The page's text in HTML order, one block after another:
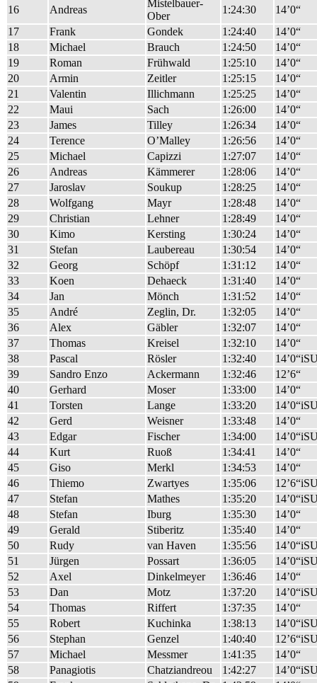
16
Andreas
Mistelbauer-
Ober
1:24:30
14’0“
17
Frank Gondek 1:24:40
14’0“
18
Michael Brauch 1:24:50
14’0“
19
Roman Frühwald 1:25:10
14’0“
20
Armin Zeitler 1:25:15
14’0“
21
Valentin Illichmann 1:25:25
14’0“
22
Maui Sach 1:26:00
14’0“
23
James Tilley 1:26:34
14’0“
24
Terence O’Malley 1:26:56
14’0“
25
Michael Capizzi 1:27:07
14’0“
26
Andreas Kämmerer 1:28:06
14’0“
27
Jaroslav Soukup 1:28:25
14’0“
28
Wolfgang Mayr 1:28:48
14’0“
29
Christian Lehner 1:28:49
14’0“
30
Kimo Kersting 1:30:24
14’0“
31
Stefan Laubereau 1:30:54
14’0“
32
Georg Schöpf 1:31:12
14’0“
33
Koen Dehaeck 1:31:40
14’0“
34
Jan Mönch 1:31:52
14’0“
35
André Zeglin, Dr. 1:32:05
14’0“
36
Alex Gäbler 1:32:07
14’0“
37
Thomas Kreisel 1:32:10
14’0“
38
Pascal Rösler 1:32:40
39
Sandro Enzo Ackermann 1:32:46
12’6“
40
Gerhard Moser 1:33:00
14’0“
41
Torsten Lange 1:33:20
42
Gerd Weisner 1:33:48
14’0“
43
Edgar Fischer 1:34:00
44
Kurt Ruoß 1:34:41
14’0“
45
Giso Merkl 1:34:53
14’0“
46
Thiemo Zwartyes 1:35:06
47
Stefan Mathes 1:35:20
48
Stefan Iburg 1:35:30
14’0“
49
Gerald Stiberitz 1:35:40
14’0“
50
Rudy van Haven 1:35:56
51
Jürgen Possart 1:36:05
52
Axel Dinkelmeyer 1:36:46
14’0“
53
Dan Motz 1:37:20
54
Thomas Riffert 1:37:35
14’0“
55
Robert Kuchinka 1:38:13
56
Stephan Genzel 1:40:40
57
Michael Messmer 1:41:35
14’0“
58
Panagiotis Chatziandreou 1:42:27